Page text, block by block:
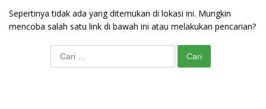
Sepertinya tidak ada yang ditemukan di lokasi ini. Mungkin
mencoba salah satu link di bawah ini atau melakukan pencarian?